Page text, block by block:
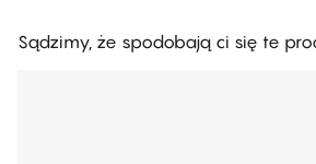
Sądzimy, że spodobają ci się te